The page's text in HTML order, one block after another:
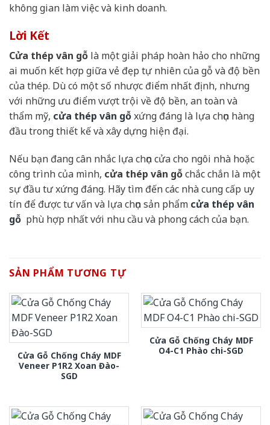
không gian làm việc và kinh doanh.
Lời Kết
Cửa thép vân gỗ là một giải pháp hoàn hảo cho những
ai muốn kết hợp giữa vẻ đẹp tự nhiên của gỗ và độ bền
của thép. Dù có một số nhược điểm nhất định, nhưng
với những ưu điểm vượt trội về độ bền, an toàn và
thẩm mỹ, cửa thép vân gỗxứng đáng là lựa chọn hàng
đầu trong thiết kế và xây dựng hiện đại.
Nếu bạn đang cân nhắc lựa chọn cửa cho ngôi nhà hoặc
công trình của mình, cửa thép vân gỗchắc chắn là một
sự đầu tư xứng đáng. Hãy tìm đến các nhà cung cấp uy
tín để được tư vấn và lựa chọn sản phẩm cửa thép vân
gỗ phù hợp nhất với nhu cầu và phong cách của bạn.
SẢN PHẨM TƯƠNG TỰ
Cửa Gỗ Chống Cháy MDF
Veneer P1R2 Xoan Đào-
SGD
Cửa Gỗ Chống Cháy MDF
O4-C1 Phào chi-SGD